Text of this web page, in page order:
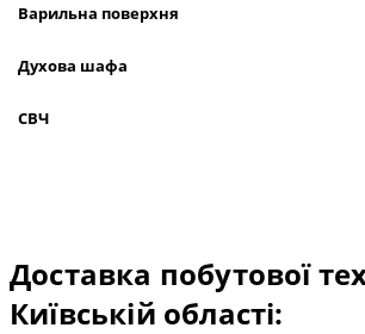
Варильна поверхня
Духова шафа
СВЧ
Доставка побутової
Київській області: